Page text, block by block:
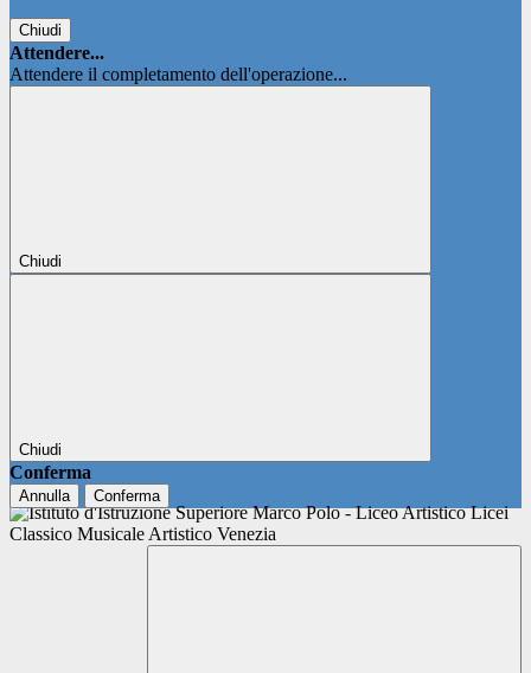
Chiudi
Attendere...
Attendere il completamento dell'operazione...
Chiudi
Chiudi
Conferma
Annulla Conferma